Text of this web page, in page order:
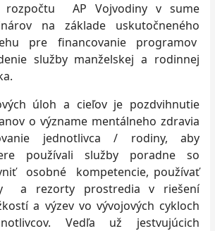
rozpočtu AP Vojvodiny v sume
na základe uskutočneného
pre financovanie programov
služby manželskej a rodinnej
úloh a cieľov je pozdvihnutie
o význame mentálneho zdravia
jednotlivca / rodiny, aby
používali služby poradne so
osobné kompetencie, používať
a rezorty prostredia v riešení
a výzev vo vývojových cykloch
Vedľa už jestvujúcich